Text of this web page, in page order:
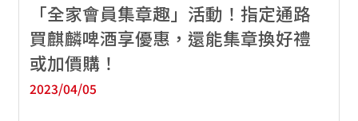
「全家會員集章趣」活動！指定通路
買麒麟啤酒享優惠，還能集章換好禮
或加價購！
2023/04/05